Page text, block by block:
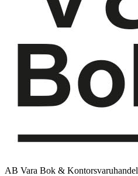
AB Vara Bok & Kontorsvaruhandel